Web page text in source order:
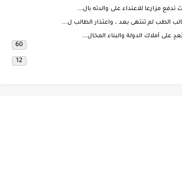
تدفع مزارعا للاعتداء على والدته بال...
الطب لم تنتهى بعد ، واعتذار الطالب ل...
60
12